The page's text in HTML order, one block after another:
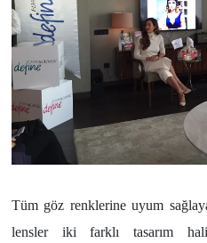
Tüm göz renklerine uyum
lensler iki farklı tasarım